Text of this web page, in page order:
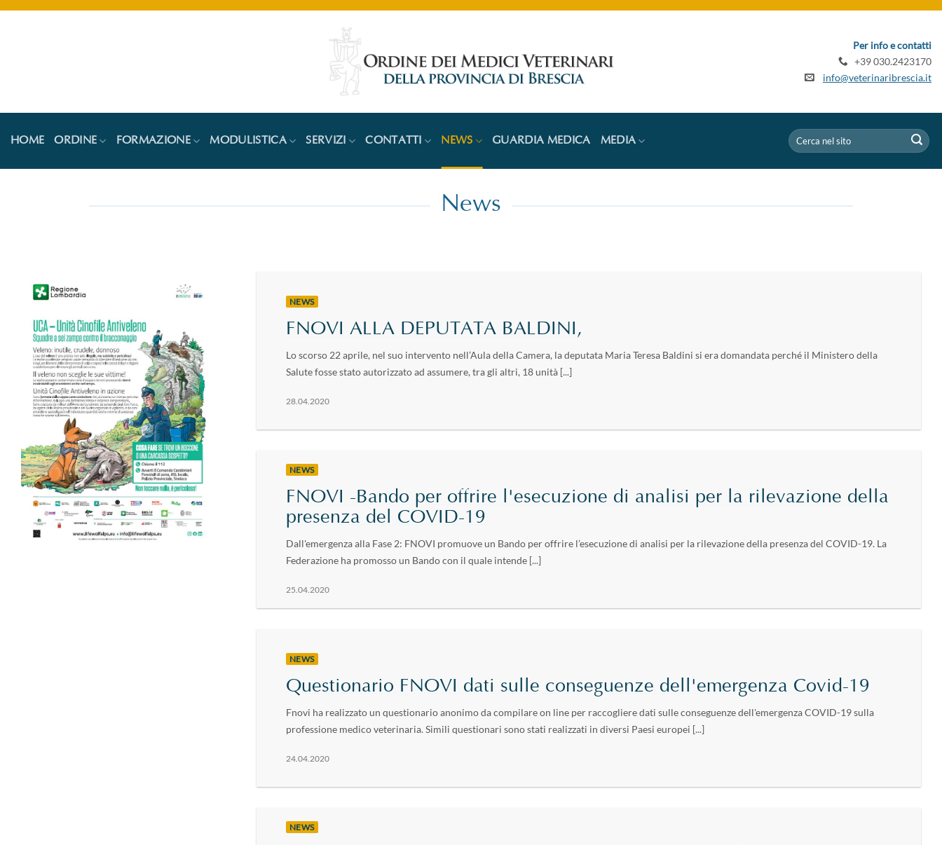
Salta
Per info e contatti
+39 030.2423170
info@veterinaribrescia.it
HOME ORDINE FORMAZIONE MODULISTICA SERVIZI CONTATTI NEWS GUARDIA MEDICA MEDIA
News
NEWS
FNOVI ALLA DEPUTATA BALDINI,
Lo scorso 22 aprile, nel suo intervento nell’Aula della Camera, la deputata Maria Teresa Baldini si era domandata perché il Ministero della
Salute fosse stato autorizzato ad assumere, tra gli altri, 18 unità [...]
28.04.2020
NEWS
FNOVI -Bando per offrire l'esecuzione di analisi per la rilevazione della
presenza del COVID-19
Dall'emergenza alla Fase 2: FNOVI promuove un Bando per offrire l’esecuzione di analisi per la rilevazione della presenza del COVID-19. La
Federazione ha promosso un Bando con il quale intende [...]
25.04.2020
NEWS
Questionario FNOVI dati sulle conseguenze dell'emergenza Covid-19
Fnovi ha realizzato un questionario anonimo da compilare on line per raccogliere dati sulle conseguenze dell'emergenza COVID-19 sulla
professione medico veterinaria. Simili questionari sono stati realizzati in diversi Paesi europei [...]
24.04.2020
NEWS